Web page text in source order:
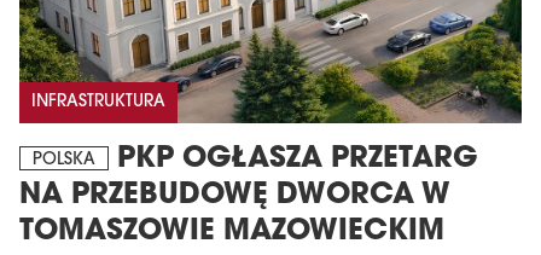
INFRASTRUKTURA
POLSKA
PKP OGŁASZA PRZETARG
NA PRZEBUDOWĘ DWORCA W
TOMASZOWIE MAZOWIECKIM